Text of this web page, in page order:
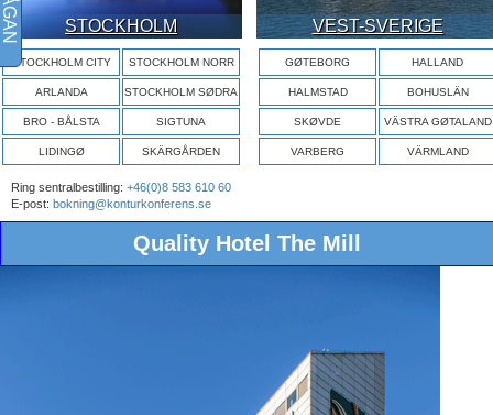
STOCKHOLM
STOCKHOLM CITY STOCKHOLM NORR
ARLANDA STOCKHOLM SØDRA
BRO - BÅLSTA SIGTUNA
LIDINGØ SKÄRGÅRDEN
VEST-SVERIGE
GØTEBORG HALLAND
HALMSTAD BOHUSLÄN
SKØVDE VÄSTRA GØTALAND
VARBERG VÄRMLAND
Ring sentralbestilling: +46(0)8 583 610 60
E-post: bokning@konturkonferens.se
Quality Hotel The Mill